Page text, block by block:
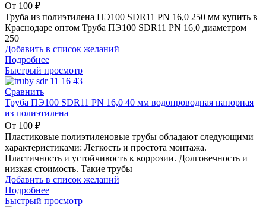
От 100 ₽
Труба из полиэтилена ПЭ100 SDR11 PN 16,0 250 мм купить в
Краснодаре оптом Труба ПЭ100 SDR11 PN 16,0 диаметром
250
Добавить в список желаний
Подробнее
Быстрый просмотр
Сравнить
Труба ПЭ100 SDR11 PN 16,0 40 мм водопроводная напорная
из полиэтилена
От 100 ₽
Пластиковые полиэтиленовые трубы обладают следующими
характеристиками: Легкость и простота монтажа.
Пластичность и устойчивость к коррозии. Долговечность и
низкая стоимость. Такие трубы
Добавить в список желаний
Подробнее
Быстрый просмотр